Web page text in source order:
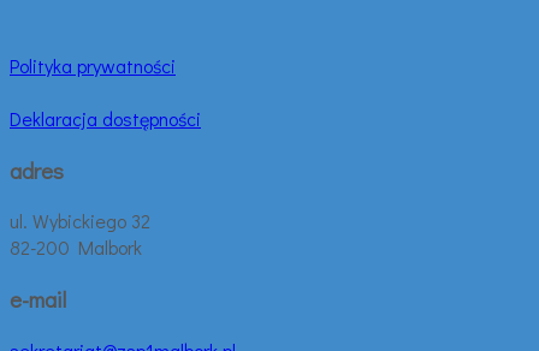
Polityka prywatności
Deklaracja dostępności
adres
ul. Wybickiego 32
82-200 Malbork
e-mail